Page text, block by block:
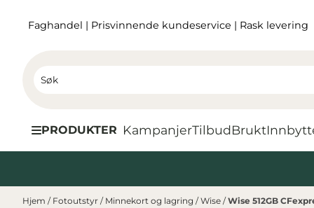
Faghandel | Prisvinnende kundeservice | Rask levering
PRODUKTER KampanjerTilbudBruktI
Hjem / Fotoutstyr / Minnekort og lagring /Wise /Wise 512GB